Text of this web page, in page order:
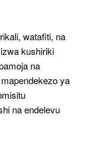
watafiti, na
kushiriki
na
ya
na endelevu